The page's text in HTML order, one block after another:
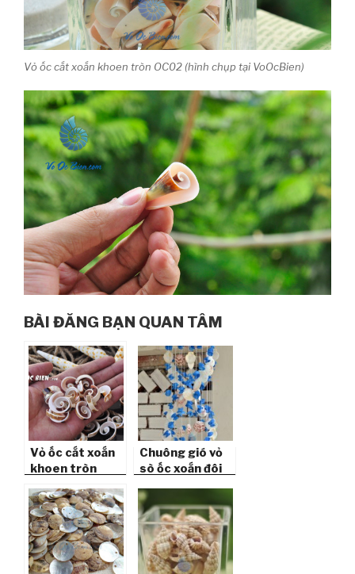
Vỏ ốc cắt xoắn khoen tròn OC02 (hình chụp tại VoOcBien)
BÀI ĐĂNG BẠN QUAN TÂM
Vỏ ốc cắt xoắn
khoen tròn
Chuông gió vỏ
sò ốc xoắn đôi